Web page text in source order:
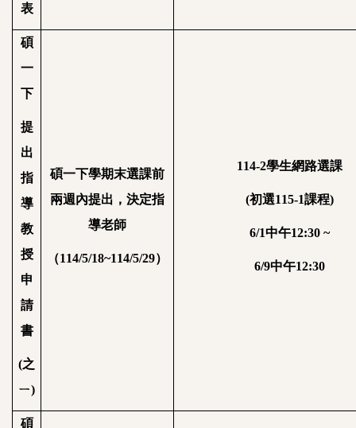
表
碩
一
下
提
出
指
導
教
授
申
請
書
(之
ㄧ)
碩一下學期末選課前
兩週內提出，決定指
導老師
（114/5/18~114/5/29）
114-2學生網路選課
(初選115-1課程)
6/1中午12:30 ~
6/9中午12:30
碩